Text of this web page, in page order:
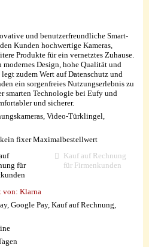
und benutzerfreundliche Smart-
Kunden hochwertige Kameras,
Produkte für ein vernetztes Zuhause.
Design, hohe Qualität und
zudem Wert auf Datenschutz und
ein sorgenfreies Nutzungserlebnis zu
smarten Technologie bei Eufy und
und sicherer.
Video-Türklingel,
kein fixer Maximalbestellwert
für
Kauf auf Rechnung
für Firmenkunden
von: Klarna
Google Pay, Kauf auf Rechnung,